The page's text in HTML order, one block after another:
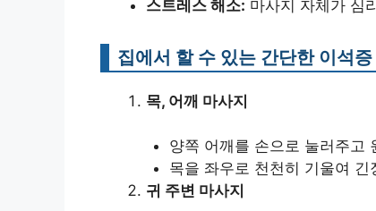
스트레스 해소: 마사지 자체가 심
집에서 할 수 있는 간단한 이석
목, 어깨 마사지
양쪽 어깨를 손으로 눌러주고
목을 좌우로 천천히 기울여 긴
귀 주변 마사지